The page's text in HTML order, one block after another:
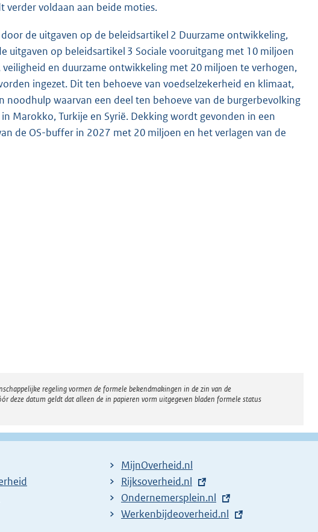
voldaan aan beide moties.
de uitgaven op de beleidsartikel 2 Duurzame ontwikkeling,
uitgaven op beleidsartikel 3 Sociale vooruitgang met 10 miljoen
en duurzame ontwikkeling met 20 miljoen te verhogen,
ingezet. Dit ten behoeve van voedselzekerheid en klimaat,
waarvan een deel ten behoeve van de burgerbevolking
Marokko, Turkije en Syrië. Dekking wordt gevonden in een
de OS-buffer in 2027 met 20 miljoen en het verlagen van de
regeling vormen de formele bekendmakingen in de zin van de
deze datum geldt dat alleen de in papieren vorm uitgegeven bladen formele status
MijnOverheid.nl
E
x
t
Rijksoverheid.nl
E
x
Ondernemersplein.nl
E
Werkenbijdeoverheid.nl